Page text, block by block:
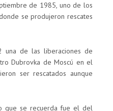
de 1985, uno de los
se produjeron rescates
una de las liberaciones de
Dubrovka de Moscú en el
ser rescatados aunque
que se recuerda fue el del